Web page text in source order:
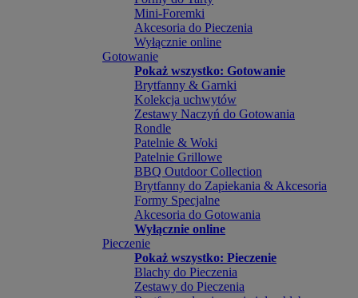
Mini-Foremki
Akcesoria do Pieczenia
Wyłącznie online
Gotowanie
Pokaż wszystko: Gotowanie
Brytfanny & Garnki
Kolekcja uchwytów
Zestawy Naczyń do Gotowania
Rondle
Patelnie & Woki
Patelnie Grillowe
BBQ Outdoor Collection
Brytfanny do Zapiekania & Akcesoria
Formy Specjalne
Akcesoria do Gotowania
Wyłącznie online
Pieczenie
Pokaż wszystko: Pieczenie
Blachy do Pieczenia
Zestawy do Pieczenia